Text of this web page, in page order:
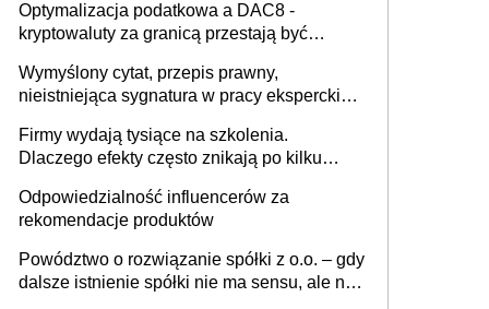
Optymalizacja podatkowa a DAC8 -
kryptowaluty za granicą przestają być
Wymyślony cytat, przepis prawny,
nieistniejąca sygnatura w pracy eksperckiej -
firmie
Firmy wydają tysiące na szkolenia.
Dlaczego efekty często znikają po kilku
Odpowiedzialność influencerów za
rekomendacje produktów
Powództwo o rozwiązanie spółki z o.o. – gdy
dalsze istnienie spółki nie ma sensu, ale nie